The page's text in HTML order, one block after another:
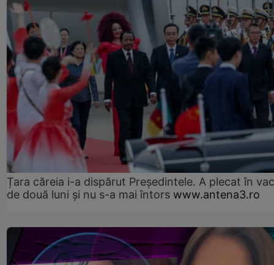
Țara căreia i-a dispărut Președintele. A plecat în
de două luni și nu s-a mai întors www.antena3.ro